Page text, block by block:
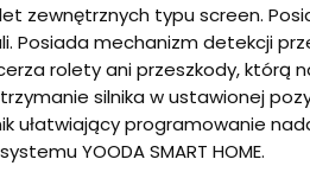
zewnętrznych typu screen.
mechanizm detekcji
rolety ani przeszkody, którą
silnika w ustawionej
ułatwiający programowanie
YOODA SMART HOME.